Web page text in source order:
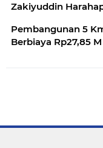
Zakiyuddin
Pembangunan 5
Berbiaya Rp27,85